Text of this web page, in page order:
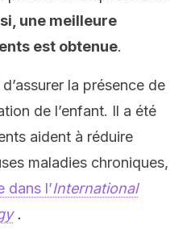
une meilleure
est obtenue.
la présence de
de l’enfant. Il a été
aident à réduire
maladies chroniques,
dans l’International
.